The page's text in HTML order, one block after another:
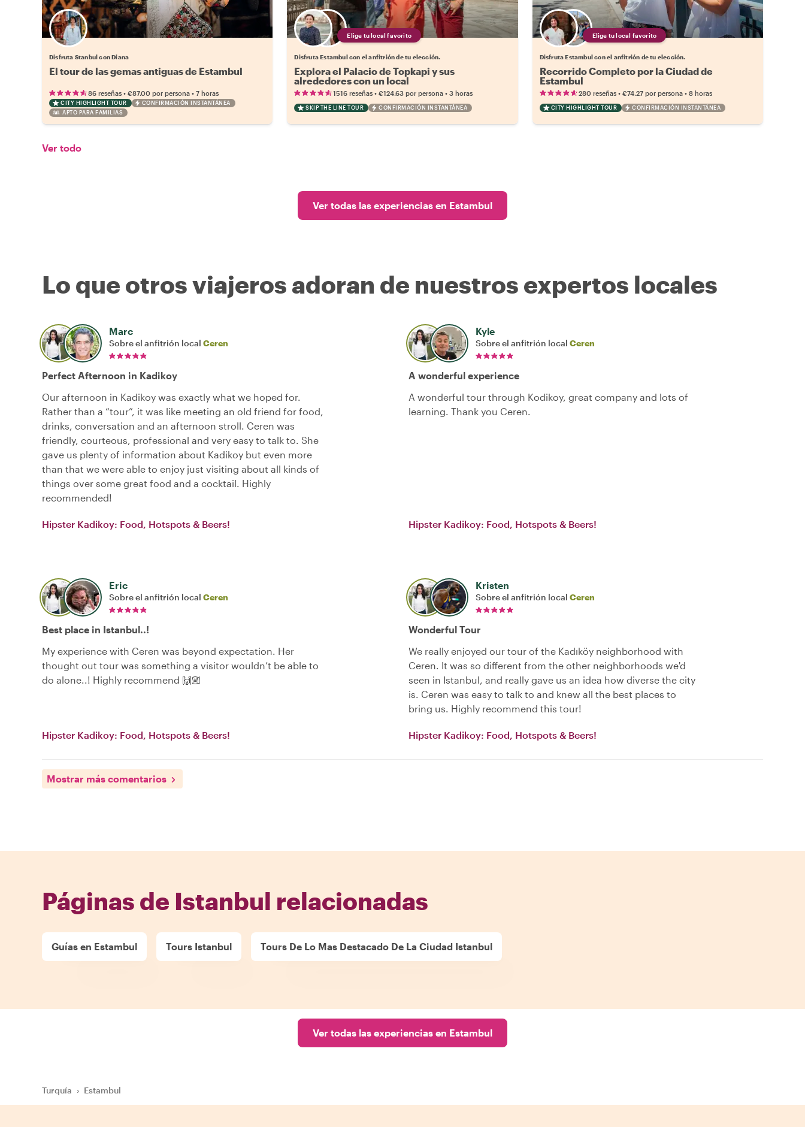
Disfruta Stanbul con Diana
El tour de las gemas antiguas de Estambul
86 reseñas • €87.00 por persona • 7 horas
CITY HIGHLIGHT TOUR
CONFIRMACIÓN INSTANTÁNEA
APTO PARA FAMILIAS
Elige tu local favorito
Disfruta Estambul con el anfitrión de tu elección.
Explora el Palacio de Topkapi y sus
alrededores con un local
1516 reseñas •€124.63 por persona •3 horas
SKIP THE LINE TOUR CONFIRMACIÓN INSTANTÁNEA
Elige tu local favorito
Disfruta Estambul con el anfitrión de tu elección.
Recorrido Completo por la Ciudad de
Estambul
280 reseñas• €74.27 por persona• 8 horas
CITY HIGHLIGHT TOUR CONFIRMACIÓN INSTANTÁNEA
Ver todo
Ver todas las experiencias en Estambul
Lo que otros viajeros adoran de nuestros expertos locales
Marc
Sobre el anfitrión local Ceren
Perfect Afternoon in Kadikoy
Our afternoon in Kadikoy was exactly what we hoped for.
Rather than a “tour”, it was like meeting an old friend for food,
drinks, conversation and an afternoon stroll. Ceren was
friendly, courteous, professional and very easy to talk to. She
gave us plenty of information about Kadikoy but even more
than that we were able to enjoy just visiting about all kinds of
things over some great food and a cocktail. Highly
recommended!
Hipster Kadikoy: Food, Hotspots & Beers!
Kyle
Sobre el anfitrión local Ceren
A wonderful experience
A wonderful tour through Kodikoy, great company and lots of
learning. Thank you Ceren.
Hipster Kadikoy: Food, Hotspots & Beers!
Eric
Sobre el anfitrión local Ceren
Best place in Istanbul..!
My experience with Ceren was beyond expectation. Her
thought out tour was something a visitor wouldn’t be able to
do alone..! Highly recommend 🙌🏼
Hipster Kadikoy: Food, Hotspots & Beers!
Kristen
Sobre el anfitrión local Ceren
Wonderful Tour
We really enjoyed our tour of the Kadıköy neighborhood with
Ceren. It was so different from the other neighborhoods we'd
seen in Istanbul, and really gave us an idea how diverse the city
is. Ceren was easy to talk to and knew all the best places to
bring us. Highly recommend this tour!
Hipster Kadikoy: Food, Hotspots & Beers!
Mostrar más comentarios
Páginas de Istanbul relacionadas
Guías en Estambul Tours Istanbul Tours De Lo Mas Destacado De La Ciudad Istanbul
Ver todas las experiencias en Estambul
Turquía › Estambul